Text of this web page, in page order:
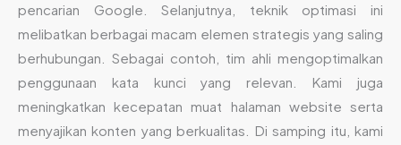
pencarian Google. Selanjutnya, teknik optimasi ini
melibatkan berbagai macam elemen strategis yang saling
berhubungan. Sebagai contoh, tim ahli mengoptimalkan
penggunaan kata kunci yang relevan. Kami juga
meningkatkan kecepatan muat halaman website serta
menyajikan konten yang berkualitas. Di samping itu, kami